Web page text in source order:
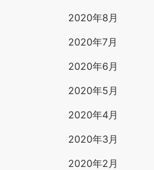
2020年8月
2020年7月
2020年6月
2020年5月
2020年4月
2020年3月
2020年2月